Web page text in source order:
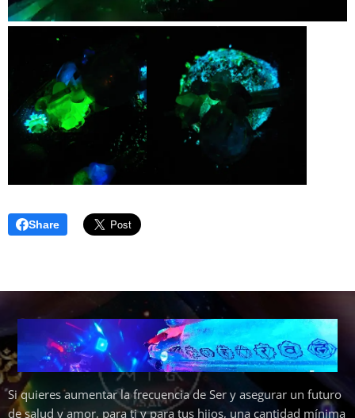
Share
Si quieres aumentar la frecuencia de Ser y asegurar un futuro
de salud y amor, para ti y para tus hijos, una cantidad mínima